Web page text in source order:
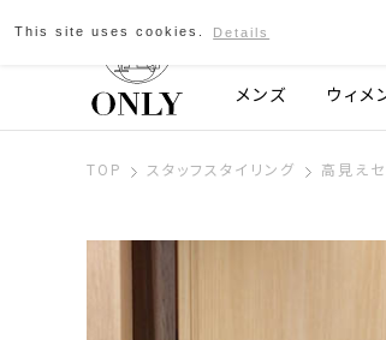
京都発のスーツブラ
メンズ ウィメ
TOP スタッフスタイリング 高見え
This site uses cookies. Details